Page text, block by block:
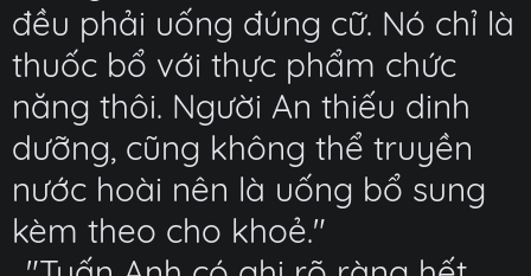
đều phải uống đúng cữ. Nó chỉ là
thuốc bổ với thực phẩm chức
năng thôi. Người An thiếu dinh
dưỡng, cũng không thể truyền
nước hoài nên là uống bổ sung
kèm theo cho khoẻ."